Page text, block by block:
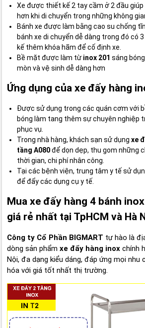
Xe được thiết kế 2 tay cầm ở 2 đầu
hơn khi di chuyển trong những không
Bánh xe được làm bằng cao su chống
bánh xe di chuyển dễ dàng trong đó có
kế thêm khóa hãm để cố định xe.
Bề mặt được làm từ inox 201 sáng
mòn và vệ sinh dễ dàng hơn
Ứng dụng của xe đẩy hàng
Được sử dụng trong các quán cơm với
bóng làm tang thêm sự chuyên nghiệp
phục vụ.
Trong nhà hàng, khách sạn sử dụng xe
tầng A080để dọn dẹp, thu gom những
thời gian, chi phí nhân công.
Tại các bệnh viện, trung tâm y tế sử
để đẩy các dụng cụ y tế.
Mua xe đẩy hàng 4 bánh
giá rẻ nhất tại TpHCM và Hà
Công ty Cổ Phần BIGMART tự hào là
dòng sản phẩm xe đẩy hàng inox chính
Nội, đa dạng kiểu dáng, đáp ứng mọi nhu
hóa với giá tốt nhất thị trường.